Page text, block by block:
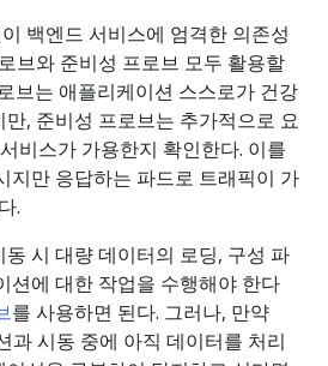
백엔드 서비스에 엄격한 의존성
브와 준비성 프로브 모두 활용할
브는 애플리케이션 스스로가 건강
, 준비성 프로브는 추가적으로 요
비스가 가용한지 확인한다. 이를
지만 응답하는 파드로 트래픽이 가
.
시 대량 데이터의 로딩, 구성 파
션에 대한 작업을 수행해야 한다
를 사용하면 된다. 그러나, 만약
과 시동 중에 아직 데이터를 처리